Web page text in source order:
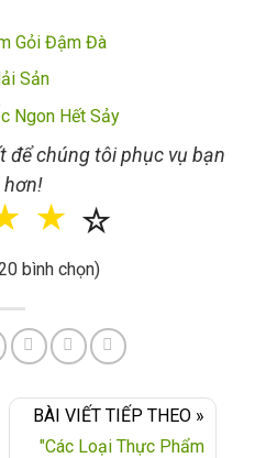
Gỏi Đậm Đà
Sản
Ngon Hết Sảy
để chúng tôi phục vụ bạn
☆
☆
bình chọn)
BÀI VIẾT TIẾP THEO »
"Các Loại Thực Phẩm